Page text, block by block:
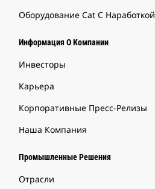
Оборудование Cat С Наработкой
Информация О Компании
Инвесторы
Карьера
Корпоративные Пресс-Релизы
Наша Компания
Промышленные Решения
Отрасли